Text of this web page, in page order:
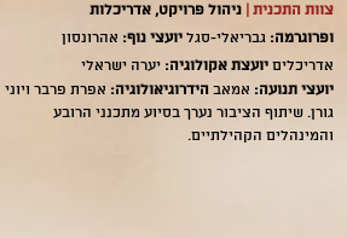
צוות התכנית | ניהול פרויקט, אדריכלות
ופרוגרמה: גבריאלי-סגל יועצי נוף: אהרונסון
אדריכלים יועצת אקולוגיה: יערה ישראלי
יועצי תנועה: אמאב הידרוגיאולוגיה: אפרת פרבר ויוני
גורן. שיתוף הציבור נערך בסיוע מתכנני הרובע
והמינהלים הקהילתיים.